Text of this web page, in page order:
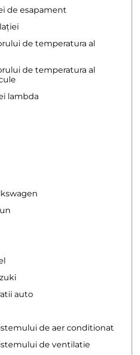
de esapament
de temperatura al
de temperatura al
lambda
auto
de aer conditionat
de ventilatie